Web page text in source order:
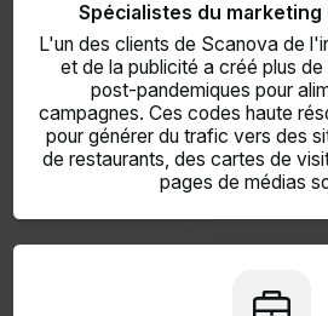
Spécialistes du
L'un des clients de Scanova de
et de la publicité a créé plus
post-pandemiques pour
campagnes. Ces codes haute
pour générer du trafic vers des
de restaurants, des cartes de
pages de médias